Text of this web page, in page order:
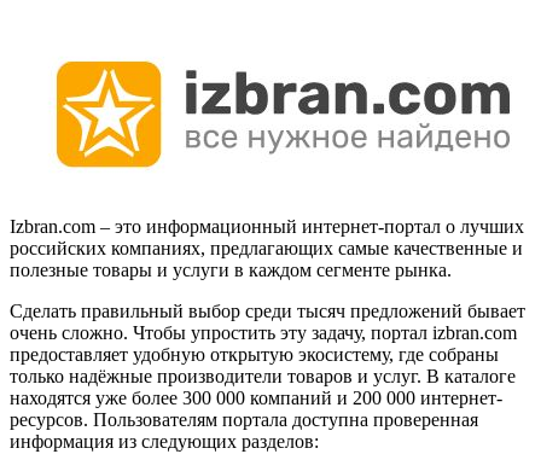
Izbran.com – это информационный интернет-портал о лучших
российских компаниях, предлагающих самые качественные и
полезные товары и услуги в каждом сегменте рынка.
Сделать правильный выбор среди тысяч предложений бывает
очень сложно. Чтобы упростить эту задачу, портал izbran.com
предоставляет удобную открытую экосистему, где собраны
только надёжные производители товаров и услуг. В каталоге
находятся уже более 300 000 компаний и 200 000 интернет-
ресурсов. Пользователям портала доступна проверенная
информация из следующих разделов: